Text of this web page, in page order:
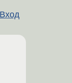
Вход